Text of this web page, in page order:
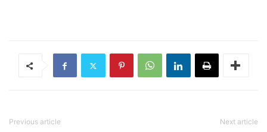
Previous article Next article